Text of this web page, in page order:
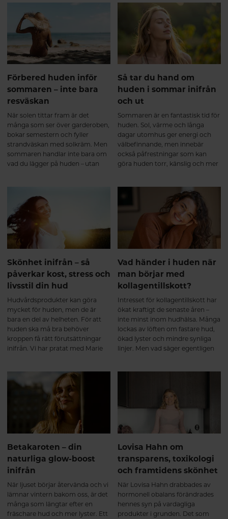
Förbered huden inför
sommaren – inte bara
resväskan
När solen tittar fram är det
många som ser över garderoben,
bokar semestern och fyller
strandväskan med solkräm. Men
sommaren handlar inte bara om
vad du lägger på huden – utan
kontinuitet väljer många att
komplettera kosten med
betakaroten inför perioder då de
vistas mer i solen.
Så tar du hand om
huden i sommar inifrån
och ut
Sommaren är en fantastisk tid för
huden. Sol, värme och långa
dagar utomhus ger energi och
välbefinnande, men innebär
också påfrestningar som kan
göra huden torr, känslig och mer
att ge kroppen näring inifrån kan
du hjälpa huden att behålla sin
lyster och kännas välmående hela
Skönhet inifrån – så
påverkar kost, stress och
livsstil din hud
Hudvårdsprodukter kan göra
mycket för huden, men de är
bara en del av helheten. För att
huden ska må bra behöver
kroppen få rätt förutsättningar
inifrån. Vi har pratat med Marie
mellan näring, stress,
återhämtning och hudens
Vad händer i huden när
man börjar med
kollagentillskott?
Intresset för kollagentillskott har
ökat kraftigt de senaste åren –
inte minst inom hudhälsa. Många
lockas av löften om fastare hud,
ökad lyster och mindre synliga
linjer. Men vad säger egentligen
veckorna till långsiktiga
förändringar.
Betakaroten – din
naturliga glow-boost
inifrån
När ljuset börjar återvända och vi
lämnar vintern bakom oss, är det
många som längtar efter en
fräschare hud och mer lyster. Ett
Lovisa Hahn om
transparens, toxikologi
och framtidens skönhet
När Lovisa Hahn drabbades av
hormonell obalans förändrades
hennes syn på vardagliga
produkter i grunden. Det som